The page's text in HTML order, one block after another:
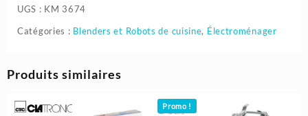
UGS : KM 3674
Catégories : Blenders et Robots de cuisine, Électroménager
Produits similaires
Promo !